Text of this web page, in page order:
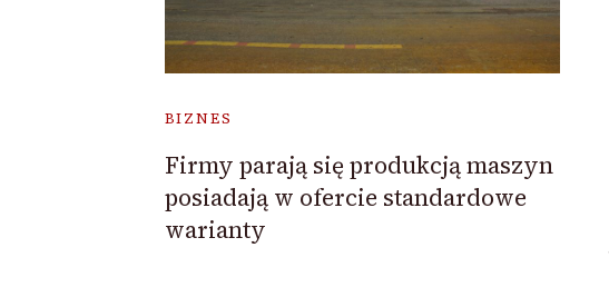
BIZNES
Firmy parają się produkcją maszyn
posiadają w ofercie standardowe
warianty